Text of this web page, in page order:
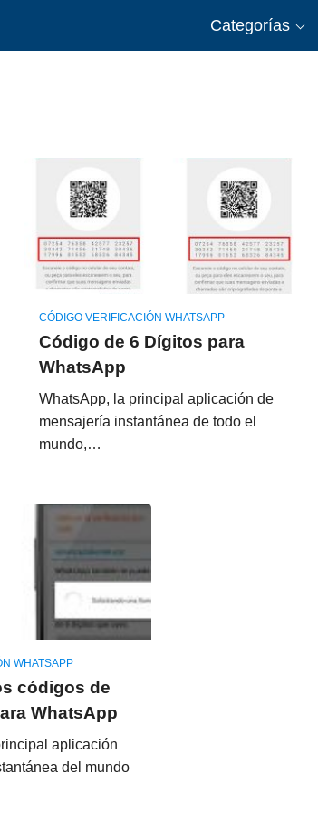
Categorías
CÓDIGO VERIFICACIÓN WHATSAPP
Código de 6 Dígitos para
WhatsApp
WhatsApp, la principal aplicación de
mensajería instantánea de todo el
mundo,…
WHATSAPP
códigos de
WhatsApp
aplicación
del mundo